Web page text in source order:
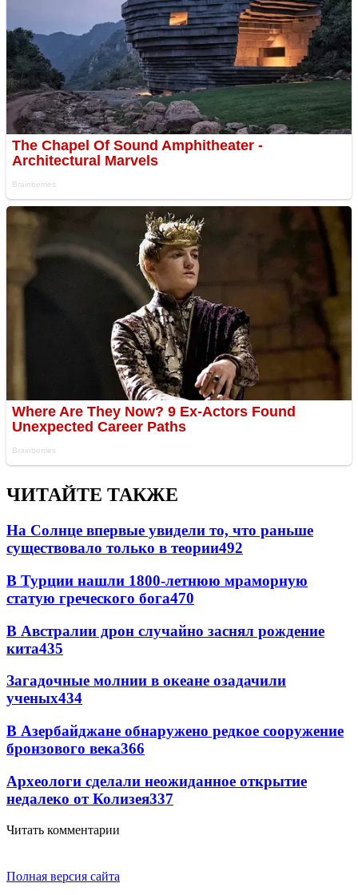
ЧИТАЙТЕ ТАКЖЕ
На Солнце впервые увидели то, что раньше
существовало только в теории492
В Турции нашли 1800-летнюю мраморную
статую греческого бога470
В Австралии дрон случайно заснял рождение
кита435
Загадочные молнии в океане озадачили
ученых434
В Азербайджане обнаружено редкое сооружение
бронзового века366
Археологи сделали неожиданное открытие
недалеко от Колизея337
Читать комментарии
Полная версия сайта